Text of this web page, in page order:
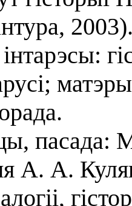
пасада:
А. А.